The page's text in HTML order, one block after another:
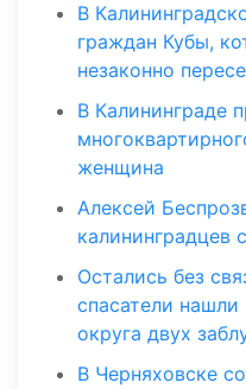
В
граждан Кубы,
незаконно
В Калининграде
женщина
Алексей
калининградцев
Остались без
спасатели
округа двух
В Черняховске